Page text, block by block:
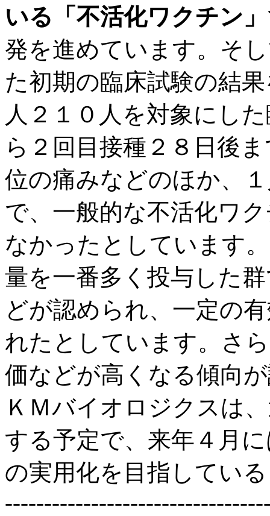
いる「不活化ワクチン」
発を進めています。そ
た初期の臨床試験の結
人２１０人を対象にし
ら２回目接種２８日後
位の痛みなどのほか、
で、一般的な不活化ワ
なかったとしています
量を一番多く投与した
どが認められ、一定の
れたとしています。さ
価などが高くなる傾向
ＫＭバイオロジクスは
する予定で、来年４月
の実用化を目指してい